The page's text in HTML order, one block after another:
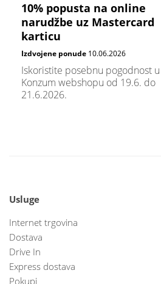
10% popusta na online
narudžbe uz Mastercard
karticu
Izdvojene ponude 10.06.2026
Iskoristite posebnu pogodnost u
Konzum webshopu od 19.6. do
21.6.2026.
Usluge
Internet trgovina
Dostava
Drive In
Express dostava
Pokupi